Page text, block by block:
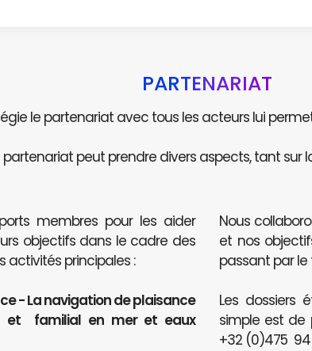
PARTENARIAT
le partenariat avec tous les acteurs lui
partenariat peut prendre divers aspects, tant sur
membres pour les aider
objectifs dans le cadre des
activités principales :
- La navigation de plaisance
et familial en mer et eaux
Nous
et nos
passant par le
Les dossiers
simple est
+32 (0)475 94